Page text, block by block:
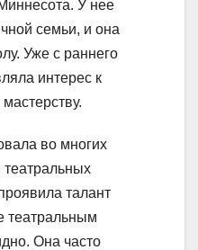
У нее
семьи, и она
Уже с раннего
интерес к
во многих
театральных
талант
театральным
Она часто